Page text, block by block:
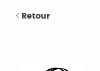
Retour